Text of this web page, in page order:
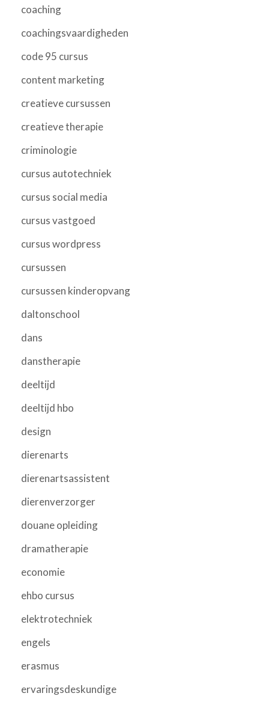
coaching
coachingsvaardigheden
code 95 cursus
content marketing
creatieve cursussen
creatieve therapie
criminologie
cursus autotechniek
cursus social media
cursus vastgoed
cursus wordpress
cursussen
cursussen kinderopvang
daltonschool
dans
danstherapie
deeltijd
deeltijd hbo
design
dierenarts
dierenartsassistent
dierenverzorger
douane opleiding
dramatherapie
economie
ehbo cursus
elektrotechniek
engels
erasmus
ervaringsdeskundige